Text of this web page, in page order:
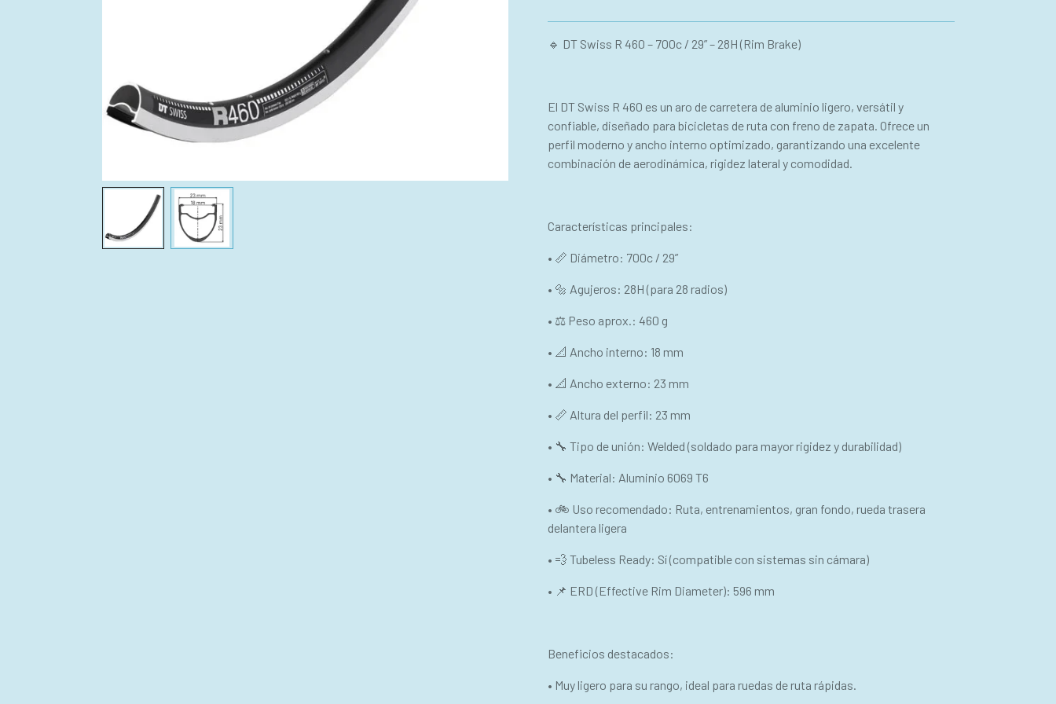
🔹 DT Swiss R 460 – 700c / 29” – 28H (Rim Brake)
El DT Swiss R 460 es un aro de carretera de aluminio ligero, versátil y
confiable, diseñado para bicicletas de ruta con freno de zapata. Ofrece un
perfil moderno y ancho interno optimizado, garantizando una excelente
combinación de aerodinámica, rigidez lateral y comodidad.
Características principales:
• 📏 Diámetro: 700c / 29”
• 🔩 Agujeros: 28H (para 28 radios)
• ⚖ Peso aprox.: 460 g
• 📐 Ancho interno: 18 mm
• 📐 Ancho externo: 23 mm
• 📏 Altura del perfil: 23 mm
• 🔧 Tipo de unión: Welded (soldado para mayor rigidez y durabilidad)
• 🔧 Material: Aluminio 6069 T6
• 🚲 Uso recomendado: Ruta, entrenamientos, gran fondo, rueda trasera
delantera ligera
• 💨 Tubeless Ready: Sí (compatible con sistemas sin cámara)
• 📌 ERD (Effective Rim Diameter): 596 mm
Beneficios destacados:
• Muy ligero para su rango, ideal para ruedas de ruta rápidas.